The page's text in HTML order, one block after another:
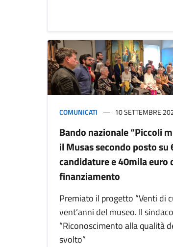
COMUNICATI 10 SETTEMBRE
Bando nazionale “Piccoli
il Musas secondo posto su
candidature e 40mila euro
finanziamento
Premiato il progetto “Venti di
vent’anni del museo. Il
“Riconoscimento alla qualità
svolto”